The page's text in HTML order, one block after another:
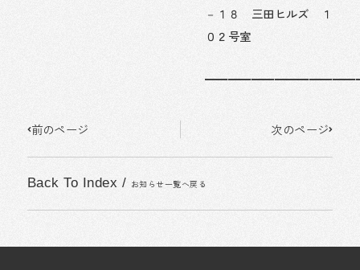
－１８ 三田ヒルズ １
０２号室
前のページ 次のページ
Back To Index / お知らせ一覧へ戻る